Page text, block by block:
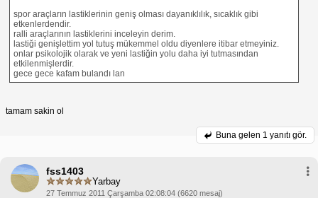
spor araçların lastiklerinin geniş olması dayanıklılık, sıcaklık gibi
etkenlerdendir.
ralli araçlarının lastiklerini inceleyin derim.
lastiği genişlettim yol tutuş mükemmel oldu diyenlere itibar etmeyiniz.
onlar psikolojik olarak ve yeni lastiğin yolu daha iyi tutmasından
etkilenmişlerdir.
gece gece kafam bulandı lan
tamam sakin ol
Buna gelen 1 yanıtı gör.
fss1403
Yarbay
27 Temmuz 2011 Çarşamba 02:08:04 (6620 mesaj)